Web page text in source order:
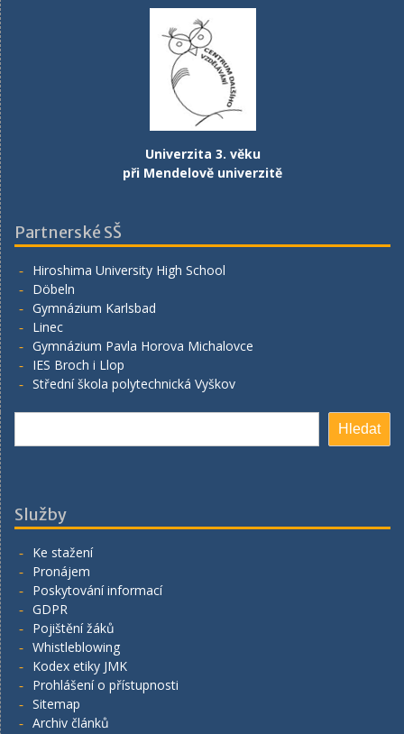
Univerzita 3. věku
při Mendelově univerzitě
Partnerské SŠ
Hiroshima University High School
Döbeln
Gymnázium Karlsbad
Linec
Gymnázium Pavla Horova Michalovce
IES Broch i Llop
Střední škola polytechnická Vyškov
Hledat
Služby
Ke stažení
Pronájem
Poskytování informací
GDPR
Pojištění žáků
Whistleblowing
Kodex etiky JMK
Prohlášení o přístupnosti
Sitemap
Archiv článků